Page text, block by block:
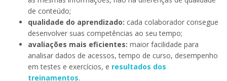
de conteúdo;
qualidade do aprendizado: cada colaborador consegue
desenvolver suas competências ao seu tempo;
avaliações mais eficientes: maior facilidade para
analisar dados de acessos, tempo de curso, desempenho
em testes e exercícios, e resultados dos
treinamentos.